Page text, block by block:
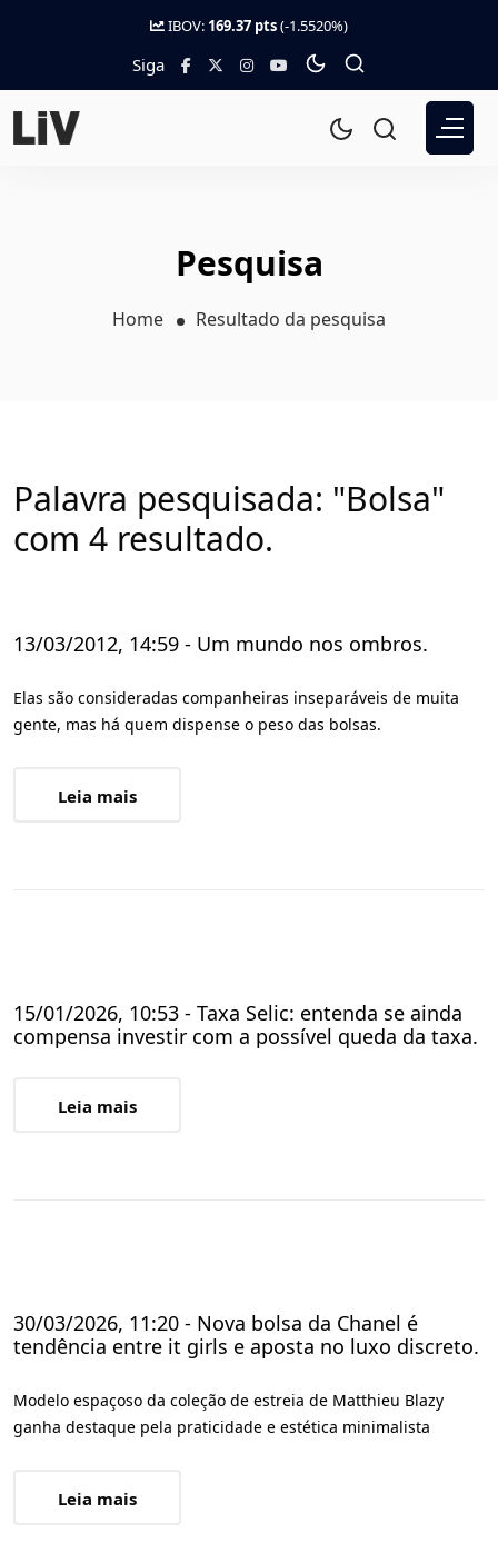
IBOV: 169.37 pts(-1.5520%)
Siga
Pesquisa
Home Resultado da pesquisa
Palavra pesquisada: "Bolsa"
com 4 resultado.
13/03/2012, 14:59 - Um mundo nos ombros.
Elas são consideradas companheiras inseparáveis de muita
gente, mas há quem dispense o peso das bolsas.
Leia mais
15/01/2026, 10:53 - Taxa Selic: entenda se ainda
compensa investir com a possível queda da taxa.
Leia mais
30/03/2026, 11:20 - Nova bolsa da Chanel é
tendência entre it girls e aposta no luxo discreto.
Modelo espaçoso da coleção de estreia de Matthieu Blazy
ganha destaque pela praticidade e estética minimalista
Leia mais